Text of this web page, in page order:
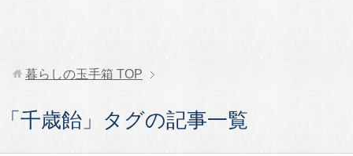
暮らしの玉手箱 TOP
「千歳飴」タグの記事一覧